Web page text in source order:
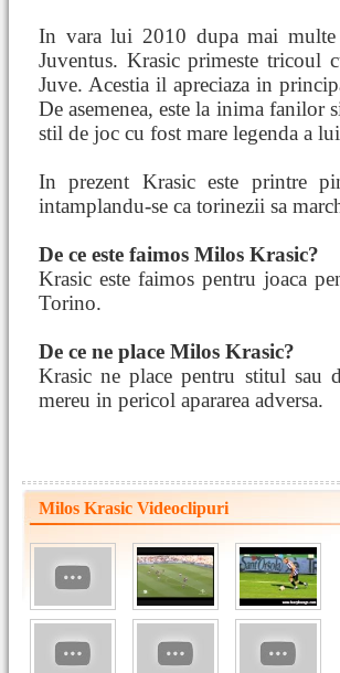
In vara lui 2010 dupa mai multe
Juventus. Krasic primeste tricoul
Juve. Acestia il apreciaza in
De asemenea, este la inima fanilor
stil de joc cu fost mare legenda a
In prezent Krasic este printre
intamplandu-se ca torinezii sa
De ce este faimos Milos Krasic?
Krasic este faimos pentru joaca
Torino.
De ce ne place Milos Krasic?
Krasic ne place pentru stitul sau
mereu in pericol apararea adversa.
Milos Krasic Videoclipuri